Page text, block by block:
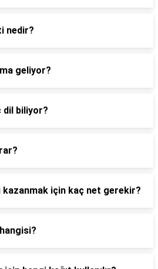
nedir?
geliyor?
dil biliyor?
için kaç net gerekir?